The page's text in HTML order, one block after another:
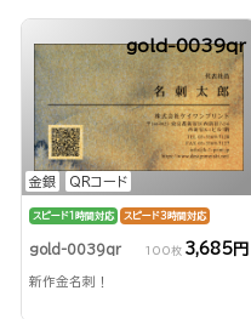
金銀 QRコード
gold-0039qr
スピード1時間対応 スピード3時間対応
gold-0039qr 100枚 3,685円
新作金名刺！